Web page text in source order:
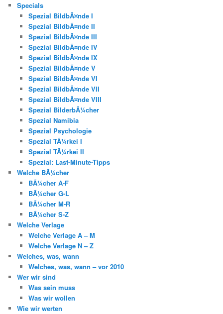
Specials
Spezial BildbÃ¤nde I
Spezial BildbÃ¤nde II
Spezial BildbÃ¤nde III
Spezial BildbÃ¤nde IV
Spezial BildbÃ¤nde IX
Spezial BildbÃ¤nde V
Spezial BildbÃ¤nde VI
Spezial BildbÃ¤nde VII
Spezial BildbÃ¤nde VIII
Spezial BilderbÃ¼cher
Spezial Namibia
Spezial Psychologie
Spezial TÃ¼rkei I
Spezial TÃ¼rkei II
Spezial: Last-Minute-Tipps
Welche BÃ¼cher
BÃ¼cher A-F
BÃ¼cher G-L
BÃ¼cher M-R
BÃ¼cher S-Z
Welche Verlage
Welche Verlage A – M
Welche Verlage N – Z
Welches, was, wann
Welches, was, wann – vor 2010
Wer wir sind
Was sein muss
Was wir wollen
Wie wir werten